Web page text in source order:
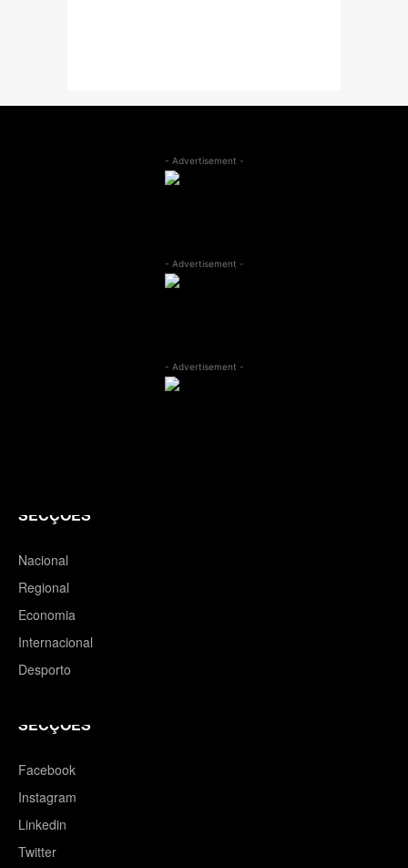
- Advertisement -
- Advertisement -
- Advertisement -
SECÇÕES
Nacional
Regional
Economia
Internacional
Desporto
SECÇÕES
Facebook
Instagram
Linkedin
Twitter